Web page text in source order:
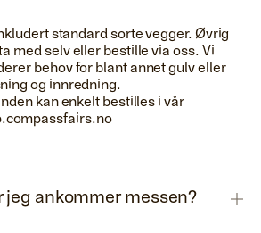
standard sorte vegger. Øvrig
med selv eller bestille via oss. Vi
behov for blant annet gulv eller
og innredning.
kan enkelt bestilles i vår
jeg ankommer messen?